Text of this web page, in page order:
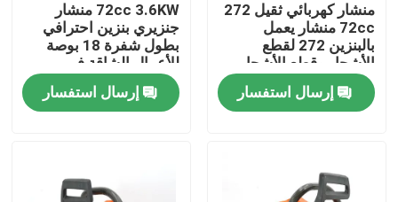
المنزل
منشار كهربائي ثقيل 272
72cc منشار يعمل
بالبنزين 272 لقطع
الأشجار وقطع الأشجار
الكبيرة
إرسال استفسار
72cc 3.6KW منشار
جنزيري بنزين احترافي
بطول شفرة 18 بوصة
للأعمال الشاقة في
الغابات والمزارع
إرسال استفسار